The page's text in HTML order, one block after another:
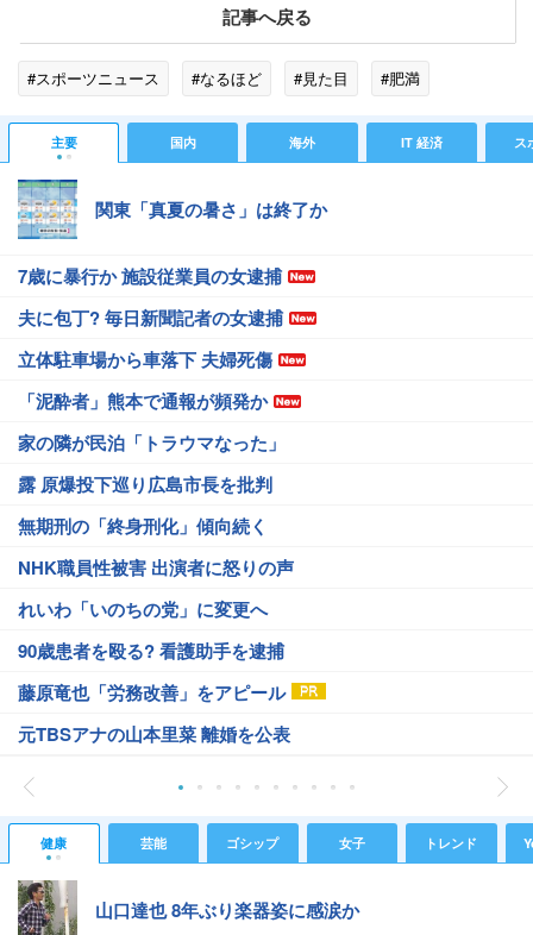
記事へ戻る
#スポーツニュース #なるほど #見た目 #肥満
主要 国内 海外 IT 経済 ス
関東「真夏の暑さ」は終了か
7歳に暴行か 施設従業員の女逮捕
夫に包丁? 毎日新聞記者の女逮捕
立体駐車場から車落下 夫婦死傷
「泥酔者」熊本で通報が頻発か
家の隣が民泊「トラウマなった」
露 原爆投下巡り広島市長を批判
無期刑の「終身刑化」傾向続く
NHK職員性被害 出演者に怒りの声
れいわ「いのちの党」に変更へ
90歳患者を殴る? 看護助手を逮捕
藤原竜也「労務改善」をアピール
元TBSアナの山本里菜 離婚を公表
健康 芸能 ゴシップ 女子 トレンド
山口達也 8年ぶり楽器姿に感涙か